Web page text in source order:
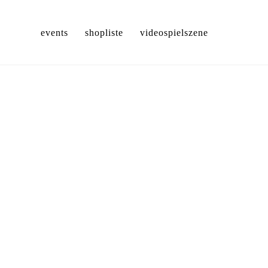
events shopliste videospielszene